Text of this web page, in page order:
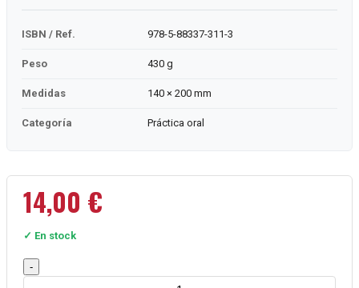
ISBN / Ref. 978-5-88337-311-3
Peso 430 g
Medidas 140 × 200 mm
Categoría Práctica oral
14,00 €
✓ En stock
Noticias
-